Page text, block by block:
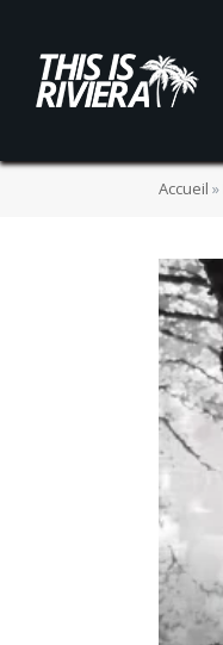
Accueil »